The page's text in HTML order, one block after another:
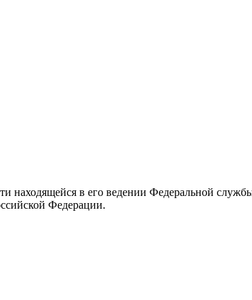
находящейся в его ведении Федеральной
Федерации.